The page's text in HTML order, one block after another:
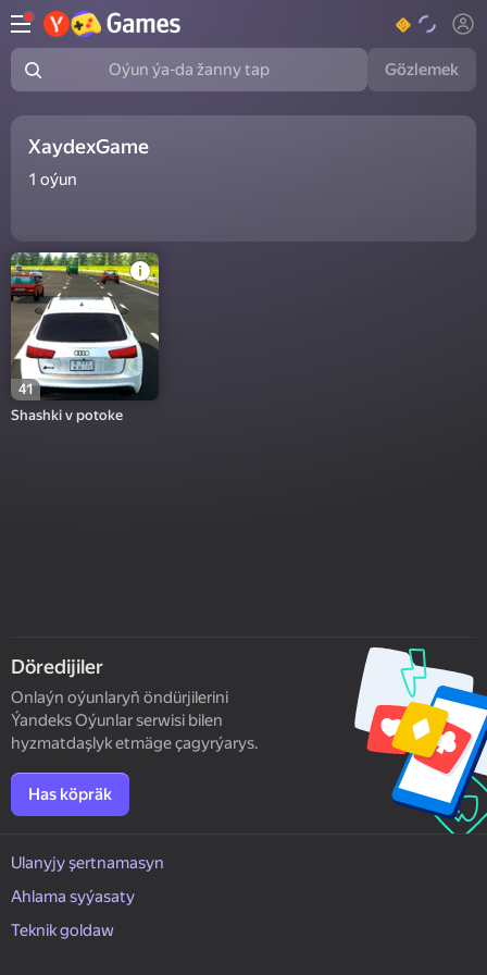
Oýun ýa-da žanny tap Gözlemek
XaydexGame
1 oýun
41
Shashki v potoke
Döredijiler
Onlaýn oýunlaryň öndürjilerini
Ýandeks Oýunlar serwisi bilen
hyzmatdaşlyk etmäge çagyrýarys.
Has köpräk
Ulanyjy şertnamasyn
Ahlama syýasaty
Teknik goldaw